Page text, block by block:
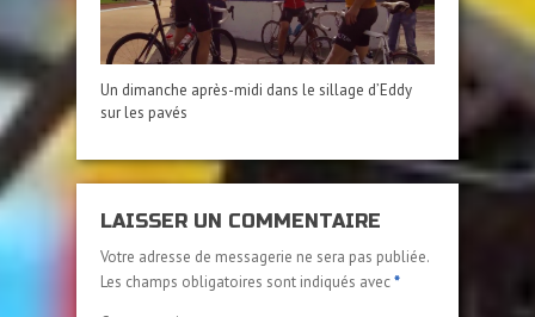
Un dimanche après-midi dans le sillage d’Eddy
sur les pavés
LAISSER UN COMMENTAIRE
Votre adresse de messagerie ne sera pas publiée.
Les champs obligatoires sont indiqués avec*